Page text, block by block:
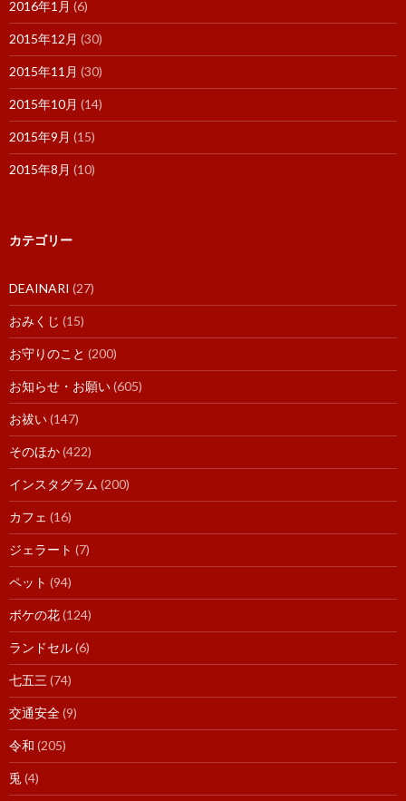
2016年1月 (6)
2015年12月 (30)
2015年11月 (30)
2015年10月 (14)
2015年9月 (15)
2015年8月 (10)
カテゴリー
DEAINARI (27)
おみくじ (15)
お守りのこと (200)
お知らせ・お願い(605)
お祓い(147)
そのほか(422)
インスタグラム (200)
カフェ (16)
ジェラート (7)
ペット (94)
ボケの花(124)
ランドセル(6)
七五三 (74)
交通安全(9)
令和 (205)
兎 (4)